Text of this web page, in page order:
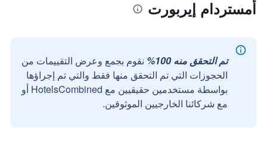
أمستردام إيربورت
تم التحقق منه 100%
نقوم بجمع وعرض التقييمات من
الحجوزات التي تم التحقق منها فقط والتي تم إجراؤها
بواسطة مستخدمين حقيقيين مع HotelsCombined أو
مع شركائنا الخارجيين الموثوقين.